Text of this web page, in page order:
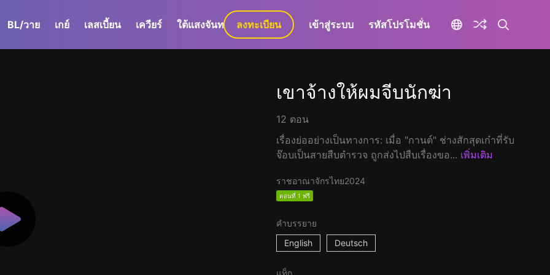
BL/วาย เกย์ เลสเบี้ยน เควียร์ ใต้แสงจันทร์ GaLa+
ลงทะเบียน เข้าสู่ระบบ รหัสโปรโมชั่น
เขาจ้างให้ผมจีบนักฆ่า
12 ตอน
เรื่องย่ออย่างเป็นทางการ: เมื่อ "กานต์" ช่างสักสุดเก๋าที่รับ
จ๊อบเป็นสายสืบตำรวจ ถูกส่งไปสืบเรื่องขอ... เพิ่มเติม
ราชอาณาจักรไทย2024
ตอนที่ 1 ฟรี
คำบรรยาย
English
Deutsch
แท็ก